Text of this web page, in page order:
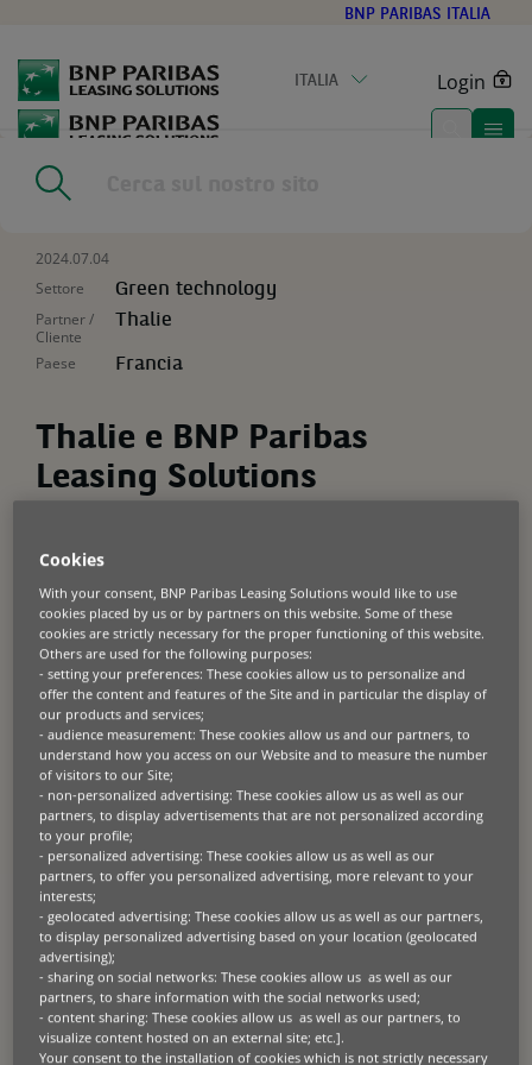
main
content
BNP PARIBAS ITALIA
ITALIA Login
Home
accendono una crescita green
2024.07.04
Thalie e BNP Paribas
Leasing Solutions
green
Informazioni sul partner
Thalie è un player di spicco del Gruppo francese ENGO, con un range
di attività che spazia dalla progettazione, installazione e gestione di
pannelli solari, passando dai tetti fotovoltaici, fino alle pensiline
fotovoltaiche per parcheggi. Inoltre, offre in affitto inseguitori solari di
ultima generazione.
Thalie si differenzia perché va ben oltre la semplice installazione:
conduce studi preliminari meticolosi per personalizzare al meglio i
progetti, gestisce tutte le attività amministrative e di messa in servizio
e fornisce poi una manutenzione continua. E per i più tecnologici, la
piattaforma di monitoraggio in tempo reale – accessibile tramite sito
web e app – garantisce agli utenti il controllo completo sul mix
energetico e sui dati di produzione fotovoltaica.
Settore Green technology
Partner /
Cliente
Thalie
Paese Francia
La sfida
Thalie innova costantemente e la sua ultima creazione, un sistema di
pannelli solari a inseguimento solare, prometteva guadagni
Cookies
With your consent, BNP Paribas Leasing Solutions would like to use
cookies placed by us or by partners on this website. Some of these
cookies are strictly necessary for the proper functioning of this website.
Others are used for the following purposes:
- setting your preferences: These cookies allow us to personalize and
offer the content and features of the Site and in particular the display of
our products and services;
- audience measurement: These cookies allow us and our partners, to
understand how you access on our Website and to measure the number
of visitors to our Site;
- non-personalized advertising: These cookies allow us as well as our
partners, to display advertisements that are not personalized according
to your profile;
- personalized advertising: These cookies allow us as well as our
partners, to offer you personalized advertising, more relevant to your
interests;
- geolocated advertising: These cookies allow us as well as our partners,
to display personalized advertising based on your location (geolocated
advertising);
- sharing on social networks: These cookies allow us as well as our
partners, to share information with the social networks used;
- content sharing: These cookies allow us as well as our partners, to
visualize content hosted on an external site; etc.].
Your consent to the installation of cookies which is not strictly necessary